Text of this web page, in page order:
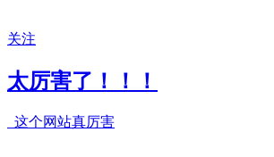
关注
太厉害了！！！
这个网站真厉害